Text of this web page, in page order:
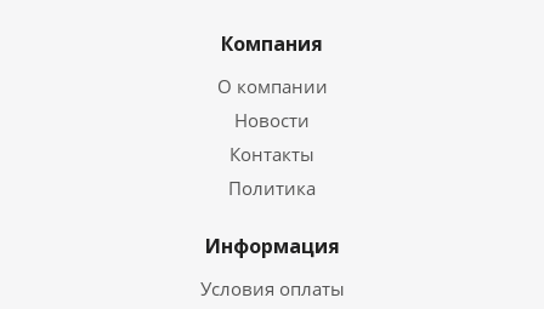
Компания
О компании
Новости
Контакты
Политика
Информация
Условия оплаты